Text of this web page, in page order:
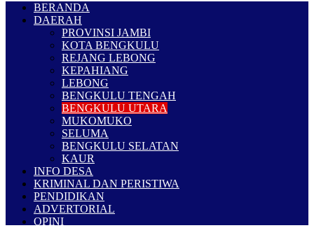
BERANDA
DAERAH
PROVINSI JAMBI
KOTA BENGKULU
REJANG LEBONG
KEPAHIANG
LEBONG
BENGKULU TENGAH
BENGKULU UTARA
MUKOMUKO
SELUMA
BENGKULU SELATAN
KAUR
INFO DESA
KRIMINAL DAN PERISTIWA
PENDIDIKAN
ADVERTORIAL
OPINI